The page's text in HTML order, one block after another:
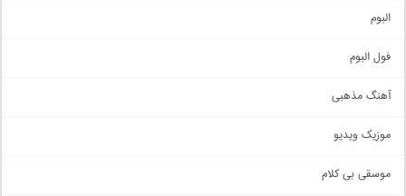
اجتماعی
حماسی
سنتی
اهنگ بندرعباسی
البوم
فول البوم
آهنگ مذهبی
موزیک ویدیو
موسقی بی کلام